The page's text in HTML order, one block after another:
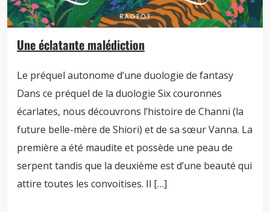
Une éclatante malédiction
Le préquel autonome d’une duologie de fantasy
Dans ce préquel de la duologie Six couronnes
écarlates, nous découvrons l’histoire de Channi (la
future belle-mère de Shiori) et de sa sœur Vanna. La
première a été maudite et possède une peau de
serpent tandis que la deuxième est d’une beauté qui
attire toutes les convoitises. Il […]